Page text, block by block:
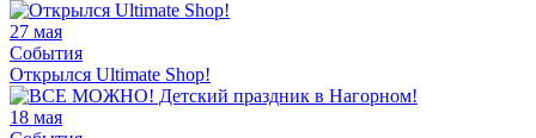
27 мая
События
Открылся Ultimate Shop!
18 мая